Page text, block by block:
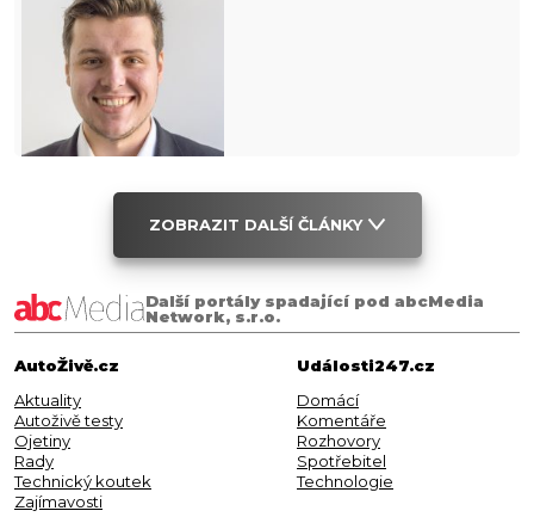
ZOBRAZIT DALŠÍ ČLÁNKY
Další portály spadající pod abcMedia
Network, s.r.o.
AutoŽivě.cz
Aktuality
Autoživě testy
Ojetiny
Rady
Technický koutek
Zajímavosti
Události247.cz
Domácí
Komentáře
Rozhovory
Spotřebitel
Technologie